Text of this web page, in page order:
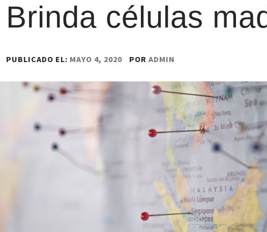
Brinda células
PUBLICADO EL: MAYO 4, 2020 POR ADMIN